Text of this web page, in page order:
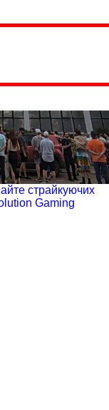
страйкуючих
Gaming